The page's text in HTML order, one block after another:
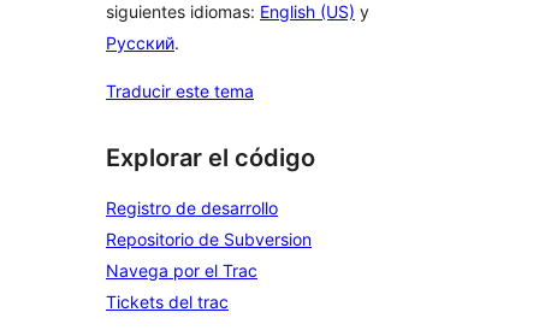
siguientes idiomas: English (US) y
Русский.
Traducir este tema
Explorar el código
Registro de desarrollo
Repositorio de Subversion
Navega por el Trac
Tickets del trac